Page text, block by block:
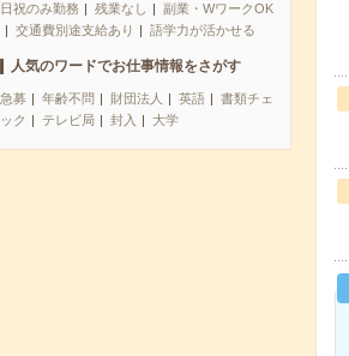
日祝のみ勤務
残業なし
副業・WワークOK
交通費別途支給あり
語学力が活かせる
人気のワードでお仕事情報をさがす
急募 年齢不問 財団法人 英語
書類チェ
ック
テレビ局 封入 大学